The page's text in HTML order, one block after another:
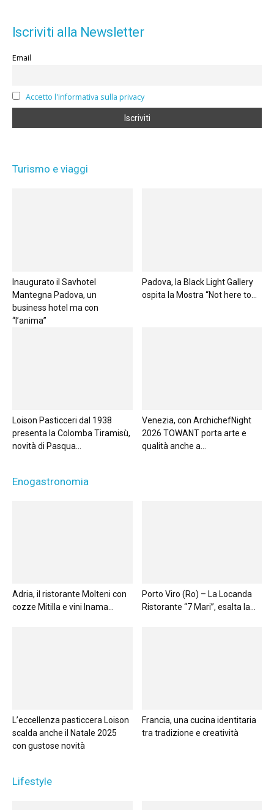
Iscriviti alla Newsletter
Email
Accetto l'informativa sulla privacy
Turismo e viaggi
Inaugurato il Savhotel
Mantegna Padova, un
business hotel ma con
“l’anima”
Padova, la Black Light Gallery
ospita la Mostra “Not here to...
Loison Pasticceri dal 1938
presenta la Colomba Tiramisù,
novità di Pasqua...
Venezia, con ArchichefNight
2026 TOWANT porta arte e
qualità anche a...
Enogastronomia
Adria, il ristorante Molteni con
cozze Mitilla e vini Inama...
Porto Viro (Ro) – La Locanda
Ristorante “7 Mari”, esalta la...
L’eccellenza pasticcera Loison
scalda anche il Natale 2025
con gustose novità
Francia, una cucina identitaria
tra tradizione e creatività
Lifestyle